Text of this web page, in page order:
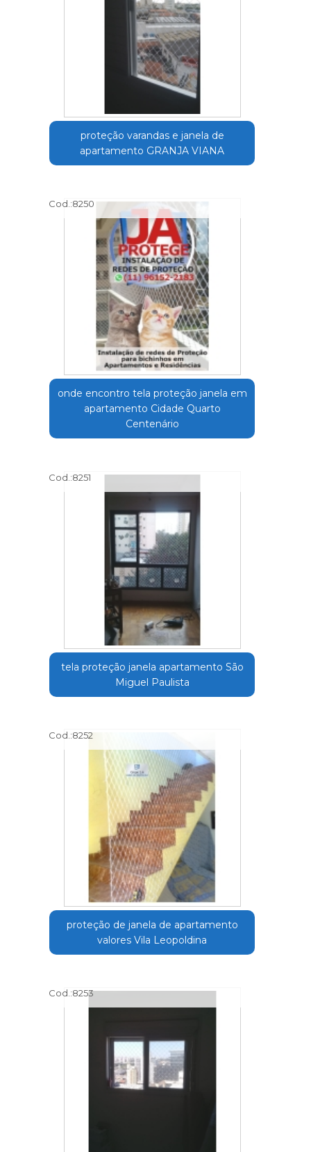
proteção varandas e janela de
apartamento GRANJA VIANA
Cod.:8250
onde encontro tela proteção janela em
apartamento Cidade Quarto
Centenário
Cod.:8251
tela proteção janela apartamento São
Miguel Paulista
Cod.:8252
proteção de janela de apartamento
valores Vila Leopoldina
Cod.:8253